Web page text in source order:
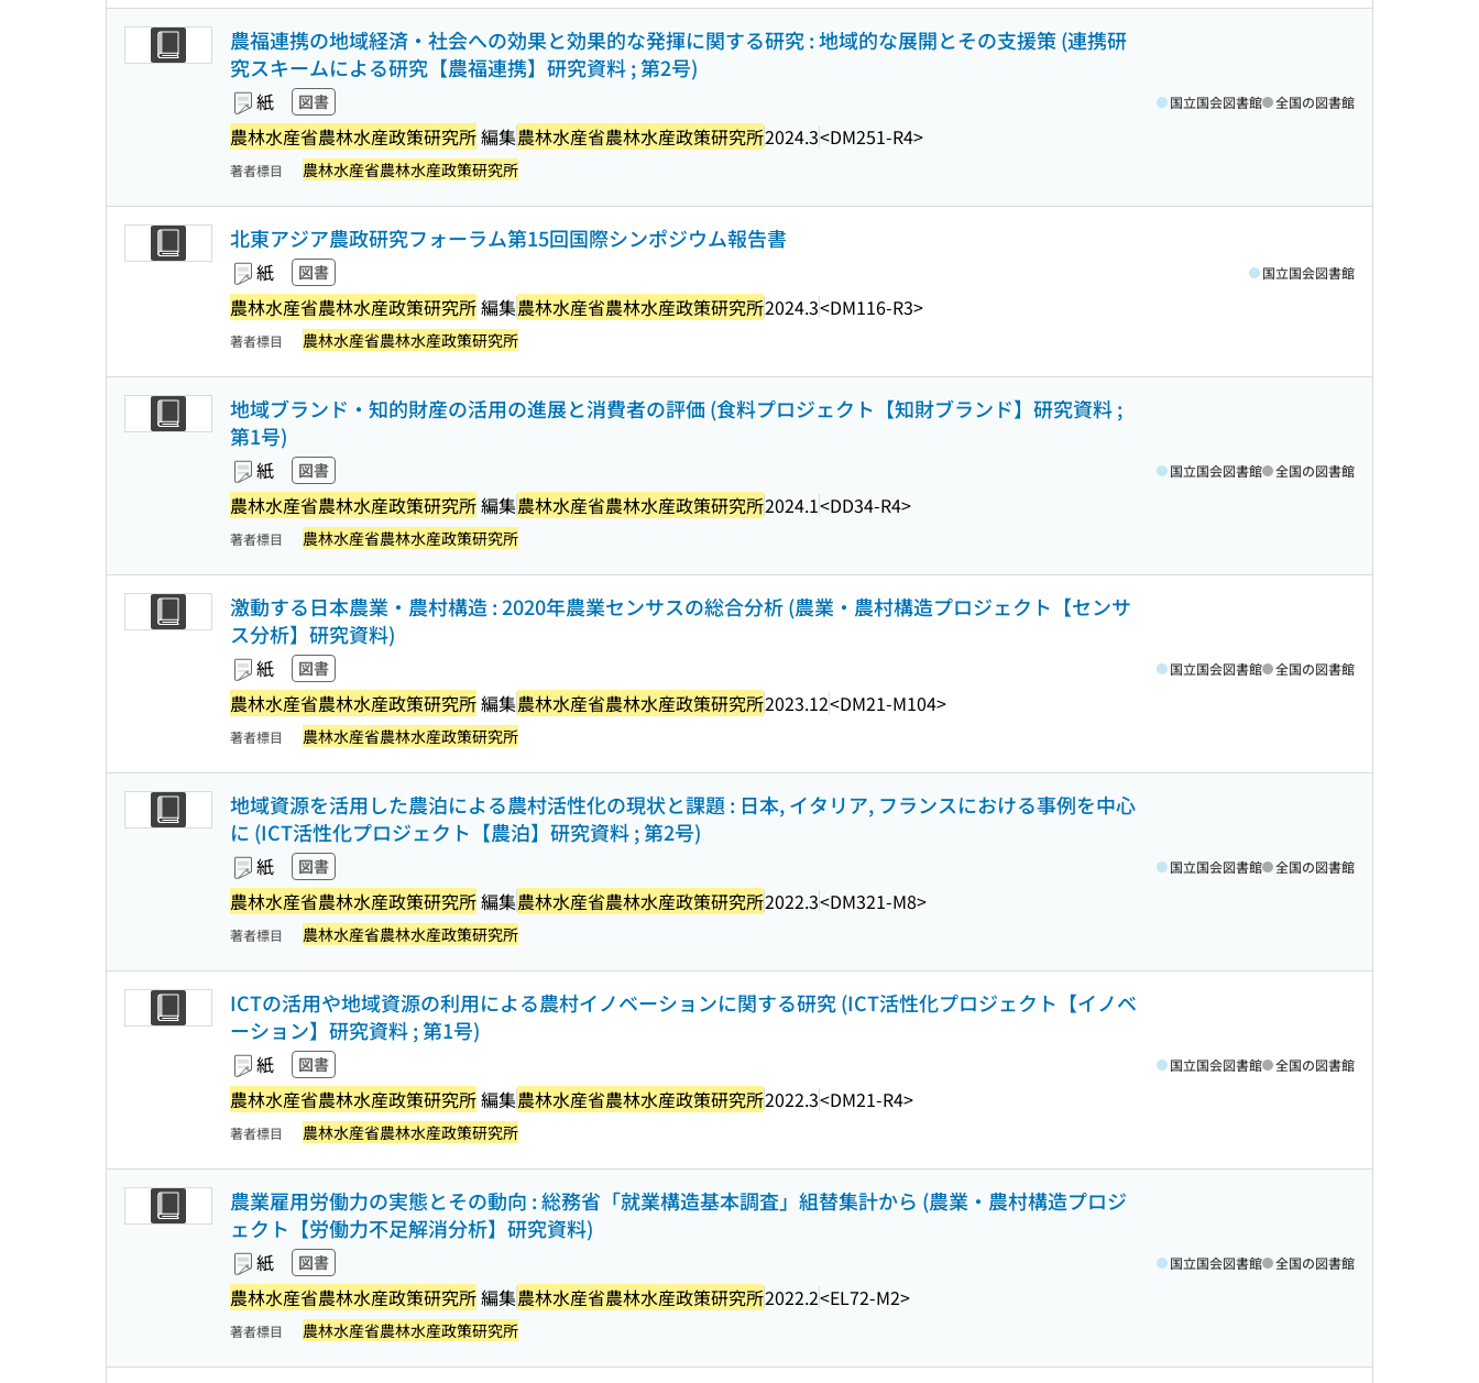
農福連携の地域経済・社会への効果と効果的な発揮に関する研究 : 地域的な展開とその支援策 (連携研
究スキームによる研究【農福連携】研究資料 ; 第2号)
紙 図書
農林水産省農林水産政策研究所編集農林水産省農林水産政策研究所2024.3<DM251-R4>
国立国会図書館 全国の図書館
著者標目 農林水産省農林水産政策研究所
北東アジア農政研究フォーラム第15回国際シンポジウム報告書
紙 図書
農林水産省農林水産政策研究所編集農林水産省農林水産政策研究所2024.3<DM116-R3>
国立国会図書館
著者標目 農林水産省農林水産政策研究所
地域ブランド・知的財産の活用の進展と消費者の評価 (食料プロジェクト【知財ブランド】研究資料 ;
第1号)
紙 図書
農林水産省農林水産政策研究所編集農林水産省農林水産政策研究所2024.1<DD34-R4>
国立国会図書館 全国の図書館
著者標目 農林水産省農林水産政策研究所
激動する日本農業・農村構造 : 2020年農業センサスの総合分析 (農業・農村構造プロジェクト【センサ
ス分析】研究資料)
紙 図書
農林水産省農林水産政策研究所編集農林水産省農林水産政策研究所2023.12<DM21-M104>
国立国会図書館 全国の図書館
著者標目 農林水産省農林水産政策研究所
地域資源を活用した農泊による農村活性化の現状と課題 : 日本, イタリア, フランスにおける事例を中心
に (ICT活性化プロジェクト【農泊】研究資料 ; 第2号)
紙 図書
農林水産省農林水産政策研究所編集農林水産省農林水産政策研究所2022.3<DM321-M8>
国立国会図書館 全国の図書館
著者標目 農林水産省農林水産政策研究所
ICTの活用や地域資源の利用による農村イノベーションに関する研究 (ICT活性化プロジェクト【イノベ
ーション】研究資料 ; 第1号)
紙 図書
農林水産省農林水産政策研究所編集農林水産省農林水産政策研究所2022.3<DM21-R4>
国立国会図書館 全国の図書館
著者標目 農林水産省農林水産政策研究所
農業雇用労働力の実態とその動向 : 総務省「就業構造基本調査」組替集計から (農業・農村構造プロジ
ェクト【労働力不足解消分析】研究資料)
紙 図書
農林水産省農林水産政策研究所編集農林水産省農林水産政策研究所2022.2<EL72-M2>
国立国会図書館 全国の図書館
著者標目 農林水産省農林水産政策研究所